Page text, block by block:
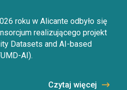
roku w Alicante odbyło się
realizującego projekt
Datasets and AI-based
AI).
Czytaj więcej